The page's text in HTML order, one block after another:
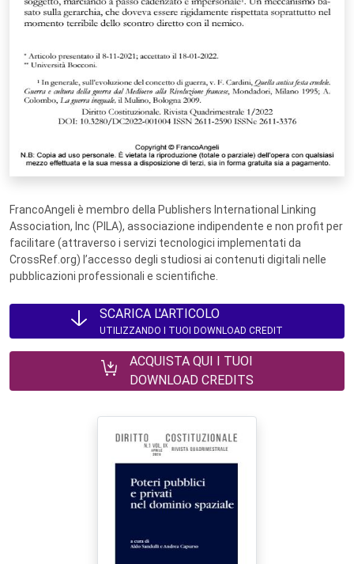
FrancoAngeli è membro della Publishers International Linking
Association, Inc (PILA), associazione indipendente e non profit per
facilitare (attraverso i servizi tecnologici implementati da
CrossRef.org) l’accesso degli studiosi ai contenuti digitali nelle
pubblicazioni professionali e scientifiche.
SCARICA L'ARTICOLO
UTILIZZANDO I TUOI DOWNLOAD CREDIT
ACQUISTA QUI I TUOI
DOWNLOAD CREDITS